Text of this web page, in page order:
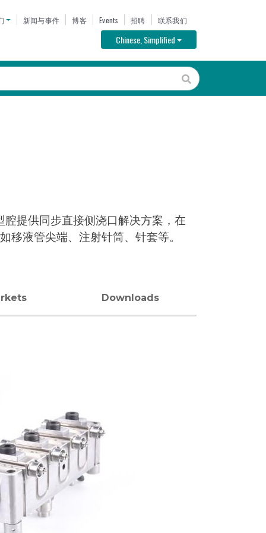
新闻与事件 博客 Events 招聘 联系我们
Chinese, SimplifiedToggle Dropdown
腔提供同步直接侧浇口解决方案，在
液管尖端、注射针筒、针套等。
Downloads